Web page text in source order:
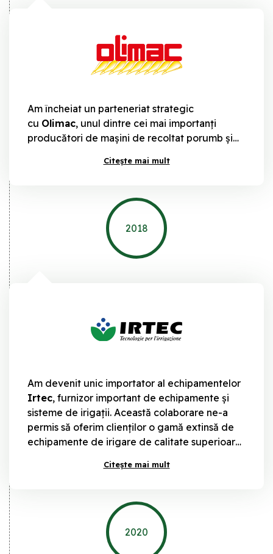
Am încheiat un parteneriat strategic
cu Olimac, unul dintre cei mai importanți
producători de mașini de recoltat porumb și
a permis să extindem gama de produse și să
Citește mai mult
2018
Am devenit unic importator al echipamentelor
Irtec, furnizor important de echipamente și
sisteme de irigații. Această colaborare ne-a
permis să oferim clienților o gamă extinsă de
echipamente de irigare de calitate superioară,
extins și parcul de utilaje de la 15.000 mp la
divizie specializată în servicii de punere în
funcțiune, mentenanță și reparații pentru
utilajele agricole.
Citește mai mult
2020